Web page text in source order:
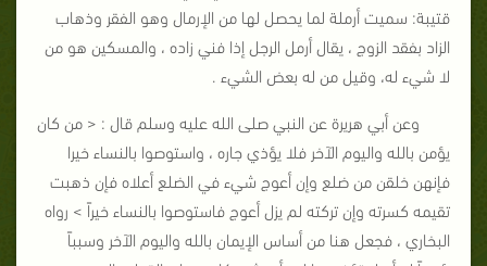
قتيبة: سميت أرملة لما يحصل لها من الإرمال وهو الفقر وذهاب
الزاد بفقد الزوج ، يقال أرمل الرجل إذا فني زاده ، والمسكين هو من
لا شيء له، وقيل من له بعض الشيء .
وعن أبي هريرة عن النبي صلى الله عليه وسلم قال : < من كان
يؤمن بالله واليوم الآخر فلا يؤذي جاره ، واستوصوا بالنساء خيرا
فإنهن خلقن من ضلع وإن أعوج شيء في الضلع أعلاه فإن ذهبت
تقيمه كسرته وإن تركته لم يزل أعوج فاستوصوا بالنساء خيراً > رواه
البخاري ، فجعل هنا من أساس الإيمان بالله واليوم الآخر وسبباً